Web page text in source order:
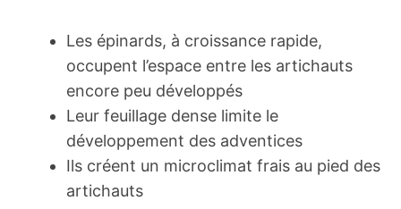
Les épinards, à croissance rapide,
occupent l’espace entre les artichauts
encore peu développés
Leur feuillage dense limite le
développement des adventices
Ils créent un microclimat frais au pied des
artichauts